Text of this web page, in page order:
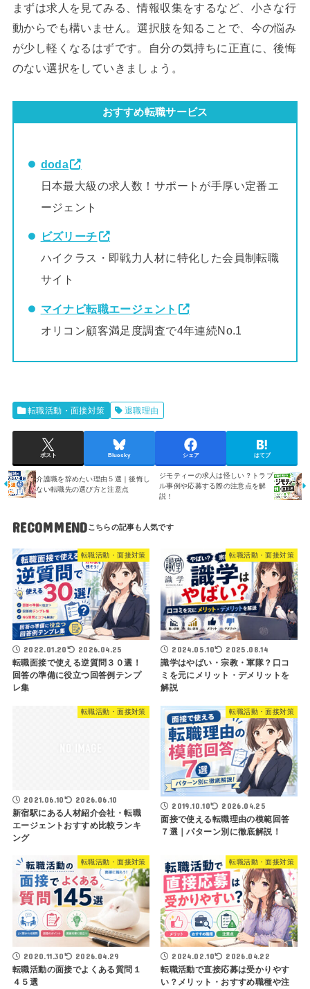
まずは求人を見てみる、情報収集をするなど、小さな行
動からでも構いません。選択肢を知ることで、今の悩み
が少し軽くなるはずです。自分の気持ちに正直に、後悔
のない選択をしていきましょう。
おすすめ転職サービス
doda
日本最大級の求人数！サポートが手厚い定番エ
ージェント
ビズリーチ
ハイクラス・即戦力人材に特化した会員制転職
サイト
マイナビ転職エージェント
オリコン顧客満足度調査で4年連続No.1
転職活動・面接対策 退職理由
ポスト Bluesky シェア はてブ
介護職を辞めたい理由５選｜後悔し
ない転職先の選び方と注意点
ジモティーの求人は怪しい？トラブ
ル事例や応募する際の注意点を解
説！
RECOMMEND
転職活動・面接対策
2022.01.20 2026.04.25
転職面接で使える逆質問３０選！
回答の準備に役立つ回答例テンプ
レ集
転職活動・面接対策
2024.05.10 2025.08.14
識学はやばい・宗教・軍隊？口コ
ミを元にメリット・デメリットを
解説
転職活動・面接対策
2021.06.10 2026.06.10
新宿駅にある人材紹介会社・転職
エージェントおすすめ比較ランキ
ング
転職活動・面接対策
2019.10.10 2026.04.25
面接で使える転職理由の模範回答
７選｜パターン別に徹底解説！
転職活動・面接対策
2020.11.30 2026.04.29
転職活動の面接でよくある質問１
４５選
転職活動・面接対策
2024.02.10 2026.04.22
転職活動で直接応募は受かりやす
い？メリット・おすすめ職種や注